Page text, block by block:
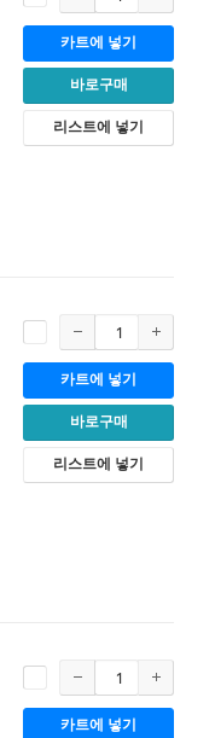
카트에 넣기
바로구매
리스트에 넣기
카트에 넣기
바로구매
리스트에 넣기
카트에 넣기